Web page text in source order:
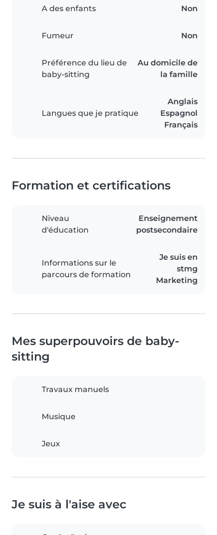
A des enfants Non
Fumeur Non
Préférence du lieu de
baby-sitting
Au domicile de
la famille
Langues que je pratique
Anglais
Espagnol
Français
Formation et certifications
Niveau
d'éducation
Enseignement
postsecondaire
Informations sur le
parcours de formation
Je suis en
stmg
Marketing
Mes superpouvoirs de baby-
sitting
Travaux manuels
Musique
Jeux
Je suis à l'aise avec